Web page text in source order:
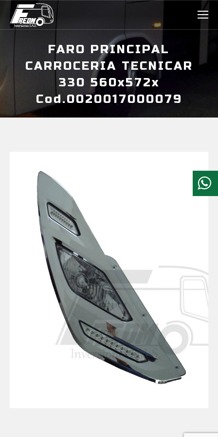
FARO PRINCIPAL
CARROCERIA TECNICAR
330 560x572x
Cod.0020017000079